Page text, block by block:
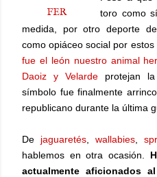
FER
toro como
medida, por otro deporte
como opiáceo social por estos
fue el león nuestro animal
Daoiz y Velardeprotejan la
símbolo fue finalmente
republicano durante la última
De jaguaretés wallabies
hablemos en otra ocasión.
actualmente aficionados